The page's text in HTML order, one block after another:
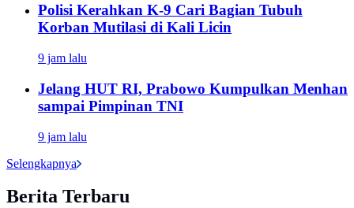
Polisi Kerahkan K-9 Cari Bagian Tubuh
Korban Mutilasi di Kali Licin
9 jam lalu
Jelang HUT RI, Prabowo Kumpulkan Menhan
sampai Pimpinan TNI
9 jam lalu
Selengkapnya
Berita Terbaru